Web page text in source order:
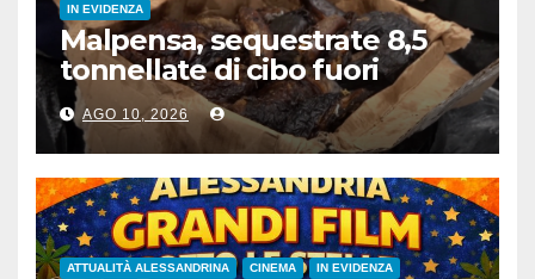
IN EVIDENZA
Malpensa, sequestrate 8,5
tonnellate di cibo fuori
norma nel primo semestre
AGO 10, 2026
ATTUALITÀ ALESSANDRINA CINEMA IN EVIDENZA